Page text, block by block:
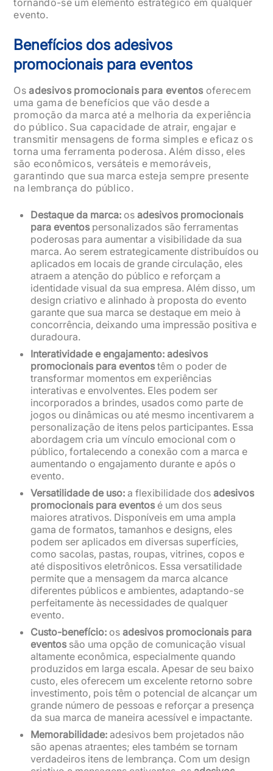
evento.
Benefícios dos adesivos
promocionais para eventos
Osadesivos promocionais para eventosoferecem
uma gama de benefícios que vão desde a
promoção da marca até a melhoria da experiência
do público. Sua capacidade de atrair, engajar e
transmitir mensagens de forma simples e eficaz os
torna uma ferramenta poderosa. Além disso, eles
são econômicos, versáteis e memoráveis,
garantindo que sua marca esteja sempre presente
na lembrança do público.
Destaque da marca: os adesivos promocionais
para eventospersonalizados são ferramentas
poderosas para aumentar a visibilidade da sua
marca. Ao serem estrategicamente distribuídos ou
aplicados em locais de grande circulação, eles
atraem a atenção do público e reforçam a
identidade visual da sua empresa. Além disso, um
design criativo e alinhado à proposta do evento
garante que sua marca se destaque em meio à
concorrência, deixando uma impressão positiva e
duradoura.
Interatividade e engajamento: adesivos
promocionais para eventostêm o poder de
transformar momentos em experiências
interativas e envolventes. Eles podem ser
incorporados a brindes, usados como parte de
jogos ou dinâmicas ou até mesmo incentivarem a
personalização de itens pelos participantes. Essa
abordagem cria um vínculo emocional com o
público, fortalecendo a conexão com a marca e
aumentando o engajamento durante e após o
evento.
Versatilidade de uso: a flexibilidade dos adesivos
promocionais para eventosé um dos seus
maiores atrativos. Disponíveis em uma ampla
gama de formatos, tamanhos e designs, eles
podem ser aplicados em diversas superfícies,
como sacolas, pastas, roupas, vitrines, copos e
até dispositivos eletrônicos. Essa versatilidade
permite que a mensagem da marca alcance
diferentes públicos e ambientes, adaptando-se
perfeitamente às necessidades de qualquer
evento.
Custo-benefício:os adesivos promocionais para
eventossão uma opção de comunicação visual
altamente econômica, especialmente quando
produzidos em larga escala. Apesar de seu baixo
custo, eles oferecem um excelente retorno sobre
investimento, pois têm o potencial de alcançar um
grande número de pessoas e reforçar a presença
da sua marca de maneira acessível e impactante.
Memorabilidade:adesivos bem projetados não
são apenas atraentes; eles também se tornam
verdadeiros itens de lembrança. Com um design